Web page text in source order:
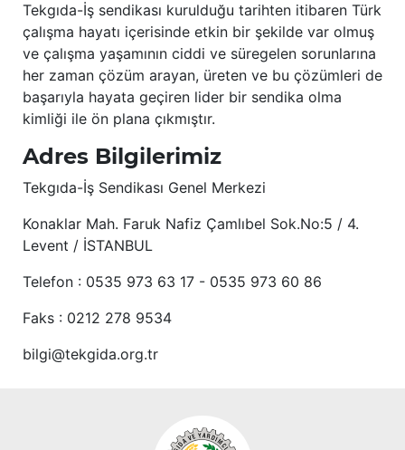
Tekgıda-İş sendikası kurulduğu tarihten itibaren Türk
çalışma hayatı içerisinde etkin bir şekilde var olmuş
ve çalışma yaşamının ciddi ve süregelen sorunlarına
her zaman çözüm arayan, üreten ve bu çözümleri de
başarıyla hayata geçiren lider bir sendika olma
kimliği ile ön plana çıkmıştır.
Adres Bilgilerimiz
Tekgıda-İş Sendikası Genel Merkezi
Konaklar Mah. Faruk Nafiz Çamlıbel Sok.No:5 / 4.
Levent / İSTANBUL
Telefon : 0535 973 63 17 - 0535 973 60 86
Faks : 0212 278 9534
bilgi@tekgida.org.tr